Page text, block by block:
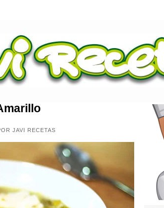
JAVI RECETAS